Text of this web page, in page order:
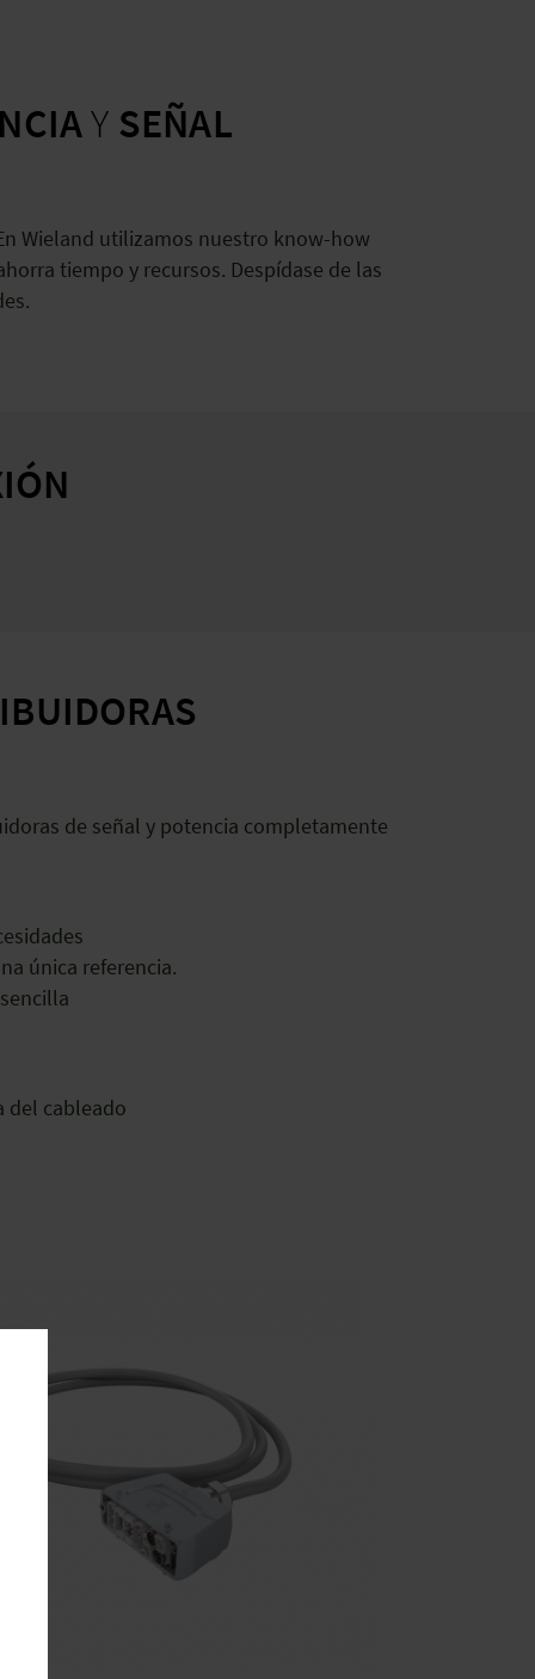
Y SEÑAL
Wieland utilizamos nuestro know-how
tiempo y recursos. Despídase de las
de señal y potencia completamente
única referencia.
del cableado